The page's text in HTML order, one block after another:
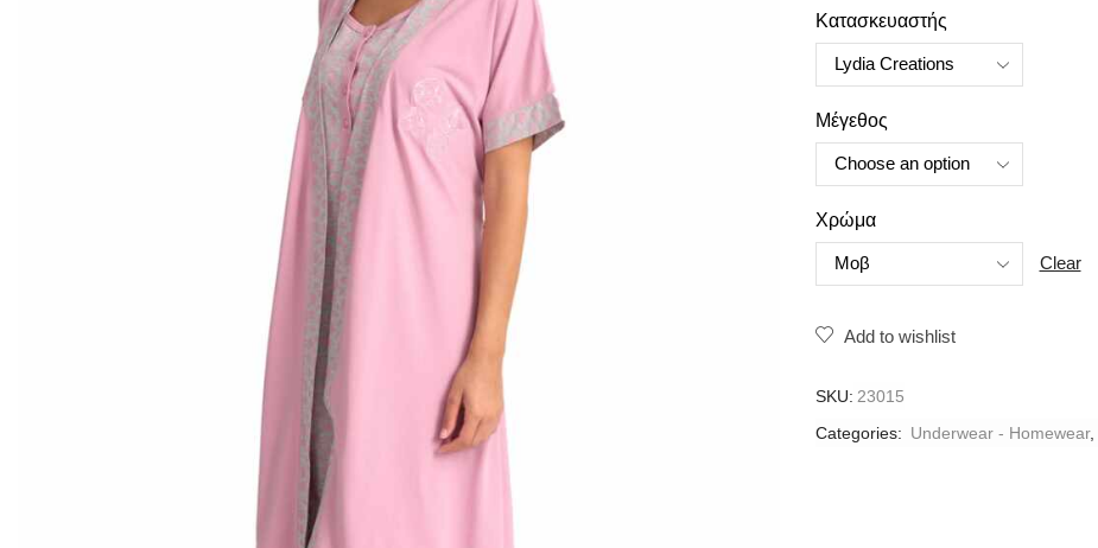
Κατασκευαστής
Μέγεθος
Χρώμα
Clear
Add to wishlist
SKU: 23015
Categories: Underwear - Homewear,